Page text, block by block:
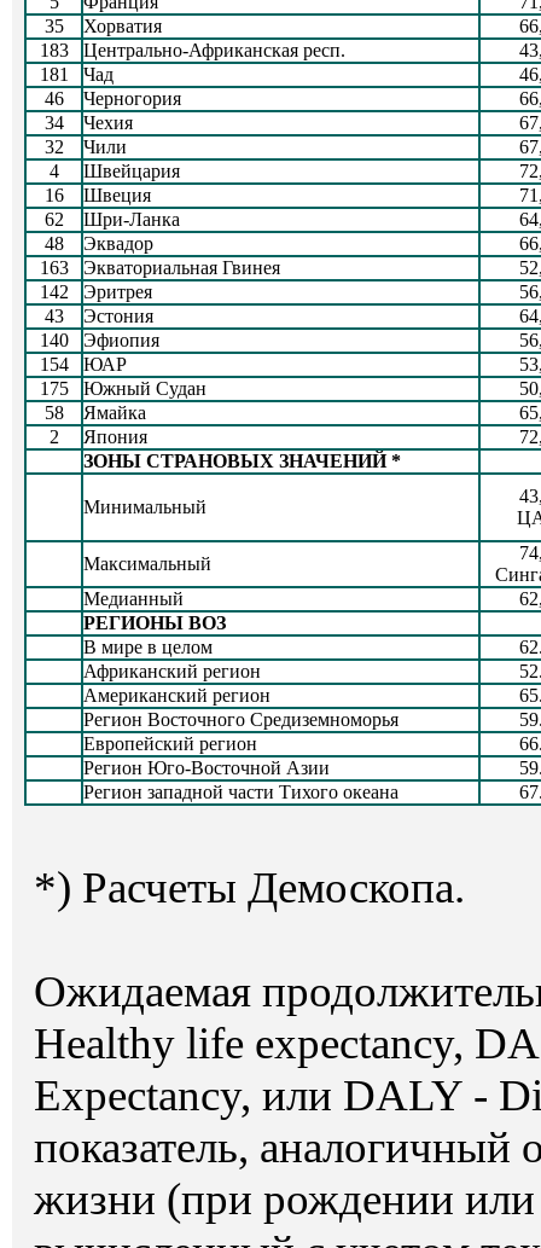
35
Хорватия
183
Центрально-Африканская респ.
181
Чад
46
Черногория
34
Чехия
32
Чили
4
Швейцария
16
Швеция
62
Шри-Ланка
48
Эквадор
163
Экваториальная Гвинея
142
Эритрея
43
Эстония
140
Эфиопия
154
ЮАР
175
Южный Судан
58
Ямайка
2
Япония
ЗОНЫ СТРАНОВЫХ ЗНАЧЕНИЙ *
Минимальный
Максимальный
Медианный
РЕГИОНЫ ВОЗ
В мире в целом
Африканский регион
Американский регион
Регион Восточного Средиземноморья
Европейский регион
Регион Юго-Восточной Азии
Регион западной части Тихого океана
*) Расчеты Демоскопа.
Ожидаемая
Healthy life expectancy,
Expectancy, или DALY -
показатель,
жизни (при рождении или